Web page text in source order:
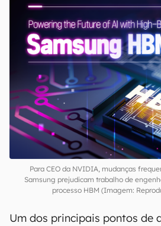
Para CEO da NVIDIA, mudanças
Samsung prejudicam trabalho de
processo HBM (Imagem:
Um dos principais pontos de